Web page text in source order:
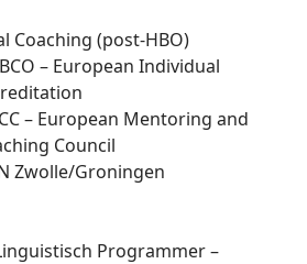
Coaching (post-HBO)
– European Individual
– European Mentoring and
Council
Zwolle/Groningen
Programmer –